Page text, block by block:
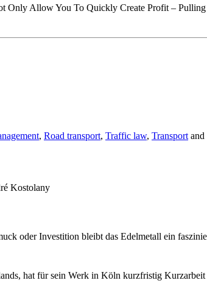
Allow You To Quickly Create Profit –
, Road transport, Traffic law, Transport and
Kostolany
oder Investition bleibt das Edelmetall ein
hat für sein Werk in Köln kurzfristig